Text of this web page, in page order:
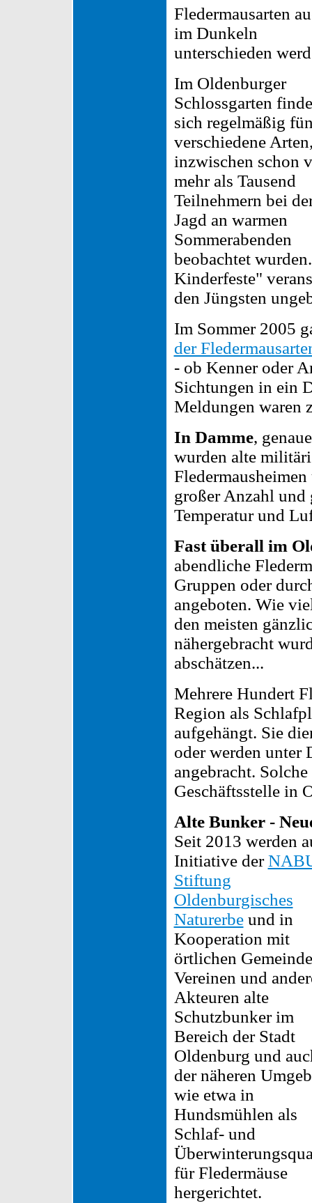
Fledermausarten
im Dunkeln
unterschieden
Im Oldenburger
Schlossgarten
sich regelmäßig
verschiedene
inzwischen schon
mehr als Tausend
Teilnehmern bei
Jagd an warmen
Sommerabenden
beobachtet
Kinderfeste"
den Jüngsten
Im Sommer 2005
der
- ob Kenner oder
Sichtungen in ein
Meldungen waren
In Damme,
wurden alte
großer Anzahl und
Temperatur und
Fast überall im
abendliche
Gruppen oder
angeboten. Wie
den meisten
nähergebracht
abschätzen...
Mehrere Hundert
Region als
aufgehängt. Sie
oder werden unter
angebracht.
Geschäftsstelle in
Alte Bunker -
Seit 2013 werden
Initiative der
Stiftung
Oldenburgisches
Naturerbeund in
Kooperation mit
örtlichen
Vereinen und
Akteuren alte
Schutzbunker im
Bereich der Stadt
Oldenburg und
der näheren
wie etwa in
Hundsmühlen als
Schlaf- und
für Fledermäuse
hergerichtet.